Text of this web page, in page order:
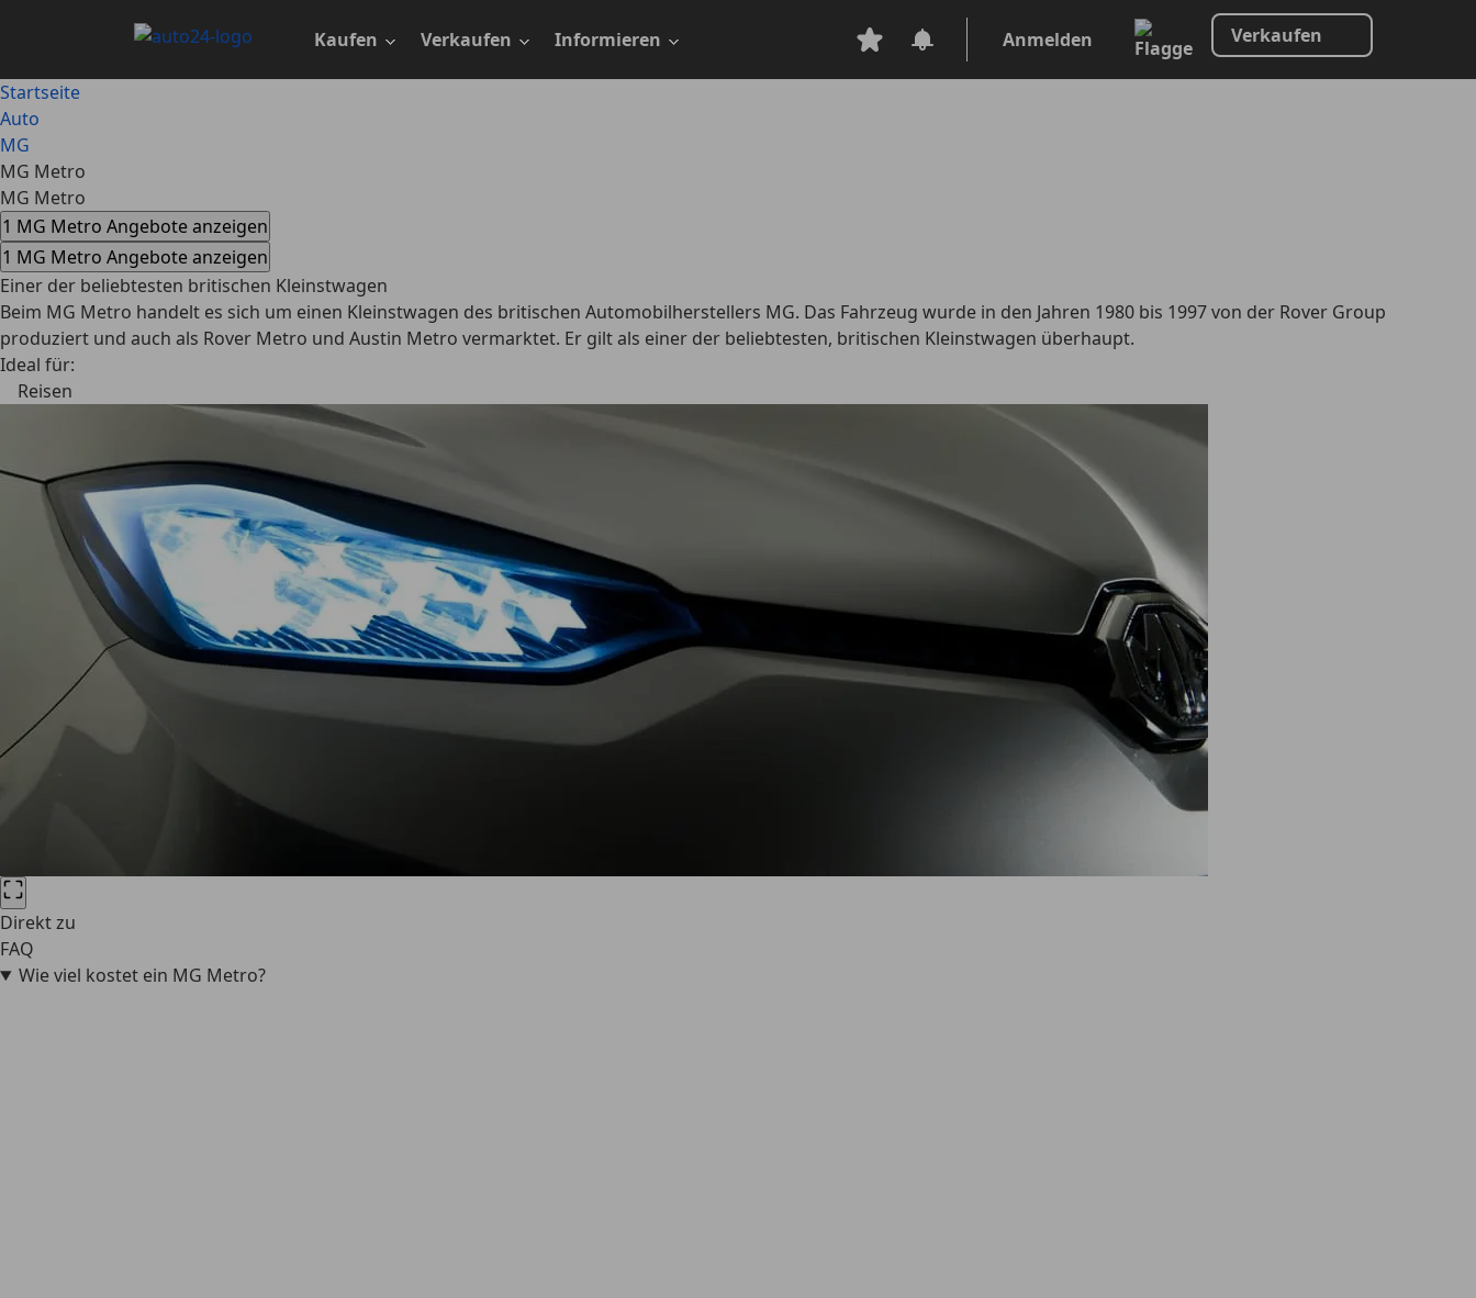
Kaufen Verkaufen Informieren Anmelden Verkaufen
Startseite
Auto
MG
MG Metro
MG Metro
1 MG Metro Angebote anzeigen
1 MG Metro Angebote anzeigen
Einer der beliebtesten britischen Kleinstwagen
Beim MG Metro handelt es sich um einen Kleinstwagen des britischen Automobilherstellers MG. Das Fahrzeug wurde in den Jahren 1980 bis 1997 von der Rover Group
produziert und auch als Rover Metro und Austin Metro vermarktet. Er gilt als einer der beliebtesten, britischen Kleinstwagen überhaupt.
Ideal für:
Reisen
Direkt zu
FAQ
Wie viel kostet ein MG Metro?